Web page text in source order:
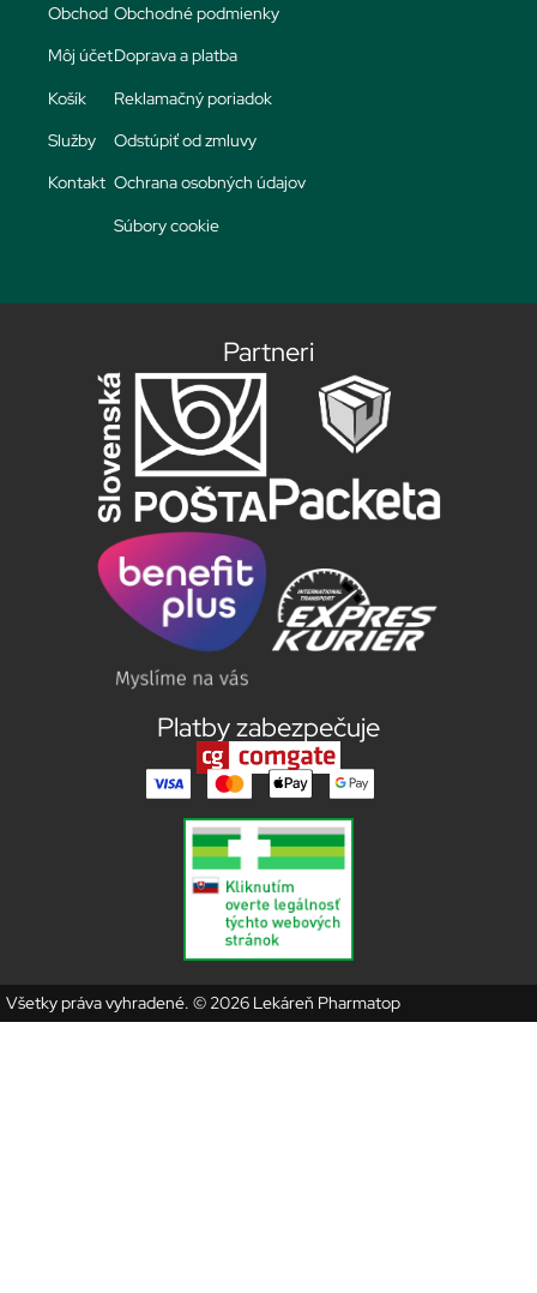
Obchod
Môj účet
Košík
Služby
Kontakt
Obchodné podmienky
Doprava a platba
Reklamačný poriadok
Odstúpiť od zmluvy
Ochrana osobných údajov
Súbory cookie
Partneri
Platby zabezpečuje
Všetky práva vyhradené. © 2026 Lekáreň Pharmatop